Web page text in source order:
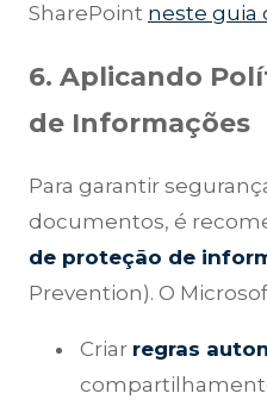
SharePoint neste guia
6. Aplicando
de Informações
Para garantir
documentos, é
de proteção de
Prevention). O
Criar regras